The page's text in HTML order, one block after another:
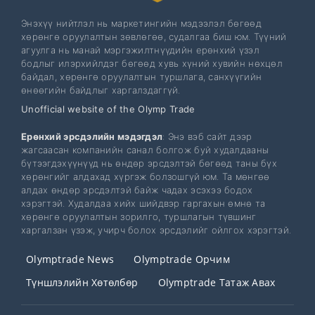
Энэхүү нийтлэл нь маркетингийн мэдээлэл бөгөөд
хөрөнгө оруулалтын зөвлөгөө, судалгаа биш юм. Түүний
агуулга нь манай мэргэжилтнүүдийн ерөнхий үзэл
бодлыг илэрхийлдэг бөгөөд хувь хүний ​​​​хувийн нөхцөл
байдал, хөрөнгө оруулалтын туршлага, санхүүгийн
өнөөгийн байдлыг харгалздаггүй.
Unofficial website of the Olymp Trade
Ерөнхий эрсдэлийн мэдэгдэл: Энэ вэб сайт дээр
жагсаасан компанийн санал болгож буй худалдааны
бүтээгдэхүүнүүд нь өндөр эрсдэлтэй бөгөөд таны бүх
хөрөнгийг алдахад хүргэж болзошгүй юм. Та мөнгөө
алдах өндөр эрсдэлтэй байж чадах эсэхээ бодох
хэрэгтэй. Худалдаа хийх шийдвэр гаргахын өмнө та
хөрөнгө оруулалтын зорилго, туршлагын түвшинг
харгалзан үзэж, учирч болох эрсдэлийг ойлгох хэрэгтэй.
Olymptrade News
Olymptrade Орчим
Түншлэлийн Хөтөлбөр
Olymptrade Татаж Авах